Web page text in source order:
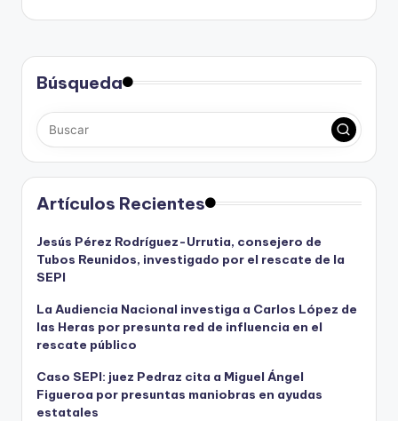
Búsqueda
Artículos Recientes
Jesús Pérez Rodríguez-Urrutia, consejero de
Tubos Reunidos, investigado por el rescate de la
SEPI
La Audiencia Nacional investiga a Carlos López de
las Heras por presunta red de influencia en el
rescate público
Caso SEPI: juez Pedraz cita a Miguel Ángel
Figueroa por presuntas maniobras en ayudas
estatales